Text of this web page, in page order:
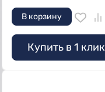
В корзину
Купить в 1 клик